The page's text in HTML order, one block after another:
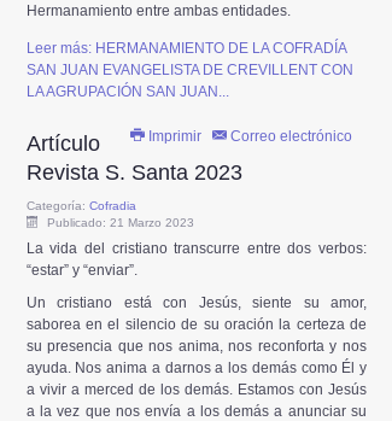
Hermanamiento entre ambas entidades.
Leer más: HERMANAMIENTO DE LA COFRADÍA
SAN JUAN EVANGELISTA DE CREVILLENT CON
LA AGRUPACIÓN SAN JUAN...
Imprimir Correo electrónico
Artículo
Revista S. Santa 2023
Categoría: Cofradia
Publicado: 21 Marzo 2023
La vida del cristiano transcurre entre dos verbos:
“estar” y “enviar”.
Un cristiano está con Jesús, siente su amor,
saborea en el silencio de su oración la certeza de
su presencia que nos anima, nos reconforta y nos
ayuda. Nos anima a darnos a los demás como Él y
a vivir a merced de los demás. Estamos con Jesús
a la vez que nos envía a los demás a anunciar su